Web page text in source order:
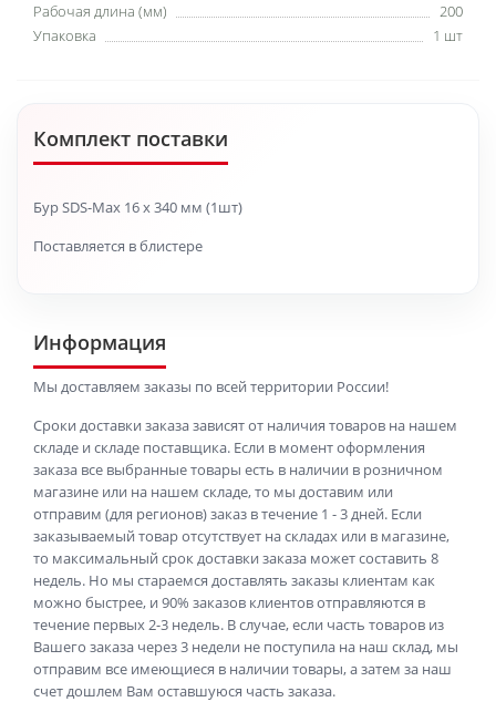
Рабочая длина (мм)
200
Упаковка
1 шт
Комплект поставки
Бур SDS-Max 16 x 340 мм (1шт)
Поставляется в блистере
Информация
Мы доставляем заказы по всей территории России!
Сроки доставки заказа зависят от наличия товаров на нашем
складе и складе поставщика. Если в момент оформления
заказа все выбранные товары есть в наличии в розничном
магазине или на нашем складе, то мы доставим или
отправим (для регионов) заказ в течение 1 - 3 дней. Если
заказываемый товар отсутствует на складах или в магазине,
то максимальный срок доставки заказа может составить 8
недель. Но мы стараемся доставлять заказы клиентам как
можно быстрее, и 90% заказов клиентов отправляются в
течение первых 2-3 недель. В случае, если часть товаров из
Вашего заказа через 3 недели не поступила на наш склад, мы
отправим все имеющиеся в наличии товары, а затем за наш
счет дошлем Вам оставшуюся часть заказа.